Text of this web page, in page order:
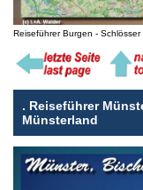
Reiseführer Burgen - Schlösser
. Reiseführer
Münsterland